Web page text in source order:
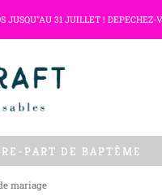
JUSQU"AU 31 JUILLET ! DEPECHEZ-
PART DE BAPTÊME
mariage